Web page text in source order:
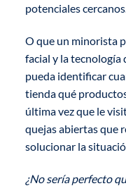
potenciales
O que un minorista
facial y la tecnología
pueda identificar
tienda qué
última vez que le
quejas abiertas que
solucionar la
¿No sería perfecto